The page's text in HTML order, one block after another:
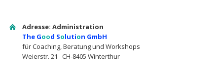
Adresse: Administration
The Good Solution GmbH
für Coaching, Beratung und Workshops
Weierstr. 21 CH-8405 Winterthur